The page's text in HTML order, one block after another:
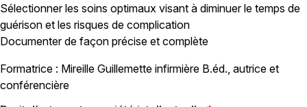
Sélectionner les soins optimaux visant à diminuer le temps de
guérison et les risques de complication
Documenter de façon précise et complète
Formatrice : Mireille Guillemette infirmière B.éd., autrice et
conférencière